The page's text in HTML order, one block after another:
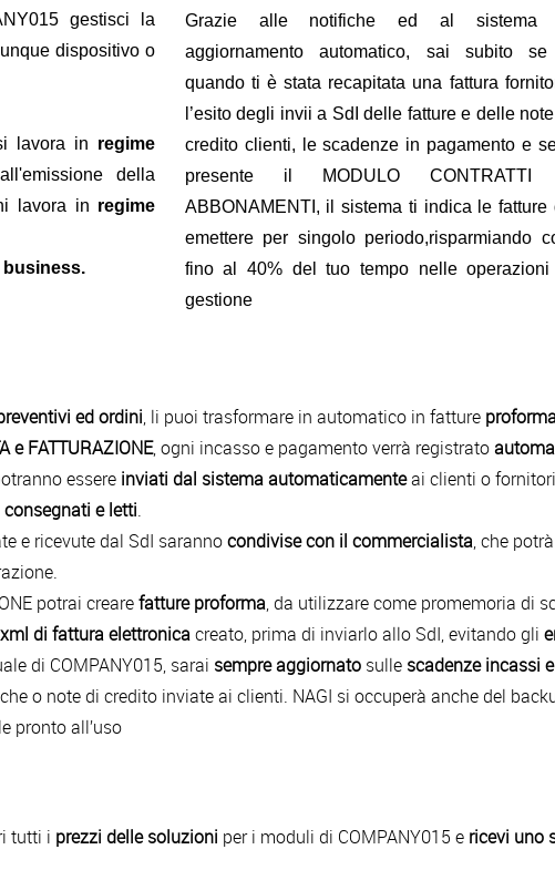
gestisci la
dispositivo o
lavora in regime
della
lavora in regime
business.
Grazie alle notifiche ed al sistema
aggiornamento automatico, sai subito
quando ti è stata recapitata una fattura
l’esito degli invii a SdI delle fatture e delle
credito clienti, le scadenze in pagamento e
presente il MODULO CONTRATTI
ABBONAMENTI, il sistema ti indica le fatture
emettere per singolo periodo,risparmiando
fino al 40% del tuo tempo nelle
gestione
ed ordini, li puoi trasformare in automatico in fatture
e FATTURAZIONE, ogni incasso e pagamento verrà registrato
essere inviati dal sistema automaticamenteai clienti o
consegnati e letti.
e ricevute dal SdI sarannocondivise con il commercialista, che
potrai crearefatture proforma, da utilizzare come promemoria di
di fattura elettronicacreato, prima di inviarlo allo SdI, evitando gli
di COMPANY015, sarai sempre aggiornato sulle scadenze incassi
o note di credito inviate ai clienti. NAGI si occuperà anche del
pronto all’uso
tutti i prezzi delle soluzioni per i moduli di COMPANY015 e ricevi uno